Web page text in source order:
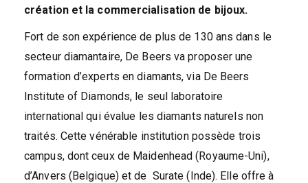
création et la commercialisation de bijoux.
Fort de son expérience de plus de 130 ans dans le
secteur diamantaire, De Beers va proposer une
formation d’experts en diamants, via De Beers
Institute of Diamonds, le seul laboratoire
international qui évalue les diamants naturels non
traités. Cette vénérable institution possède trois
campus, dont ceux de Maidenhead (Royaume-Uni),
d’Anvers (Belgique) et de Surate (Inde). Elle offre à